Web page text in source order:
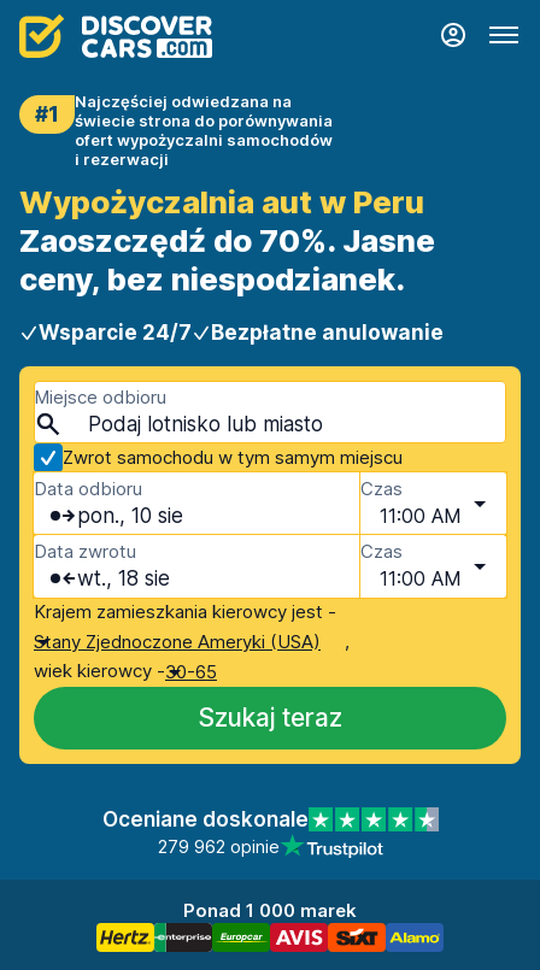
#1
Najczęściej odwiedzana na
świecie strona do porównywania
ofert wypożyczalni samochodów
i rezerwacji
Wypożyczalnia aut w Peru
Zaoszczędź do 70%. Jasne
ceny, bez niespodzianek.
Wsparcie 24/7 Bezpłatne anulowanie
Miejsce odbioru
Zwrot samochodu w tym samym miejscu
Data odbioru
pon., 10 sie
Czas
11:00 AM
Data zwrotu
wt., 18 sie
Czas
11:00 AM
Krajem zamieszkania kierowcy jest -
Stany Zjednoczone Ameryki (USA)
,
wiek kierowcy -30-65
Szukaj teraz
Oceniane doskonale
279 962 opinie
Ponad 1 000 marek